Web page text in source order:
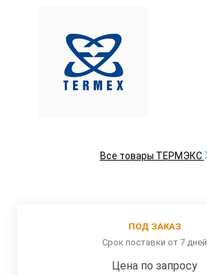
Все товары ТЕРМЭКС
ПОД ЗАКАЗ
Срок поставки от 7 дней
Цена по запросу